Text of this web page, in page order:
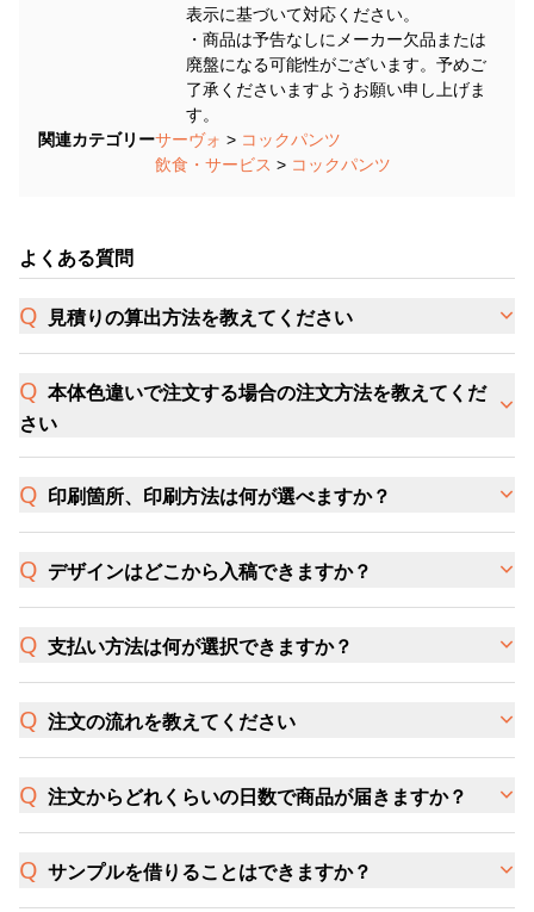
表示に基づいて対応ください。
・商品は予告なしにメーカー欠品または
廃盤になる可能性がございます。予めご
了承くださいますようお願い申し上げま
す。
関連カテゴリーサーヴォ > コックパンツ
飲食・サービス > コックパンツ
よくある質問
見積りの算出方法を教えてください
本体色違いで注文する場合の注文方法を教えてくだ
さい
印刷箇所、印刷方法は何が選べますか？
デザインはどこから入稿できますか？
支払い方法は何が選択できますか？
注文の流れを教えてください
注文からどれくらいの日数で商品が届きますか？
サンプルを借りることはできますか？